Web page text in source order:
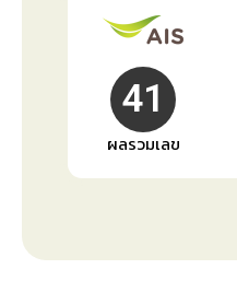
41
ผลรวมเลข